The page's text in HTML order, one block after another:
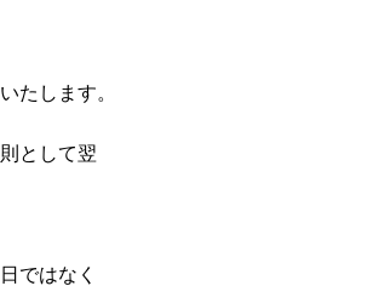
します。
として翌
はなく